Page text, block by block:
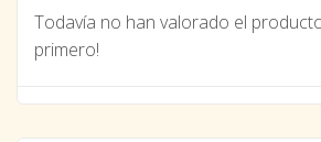
Todavía no han valorado el
primero!